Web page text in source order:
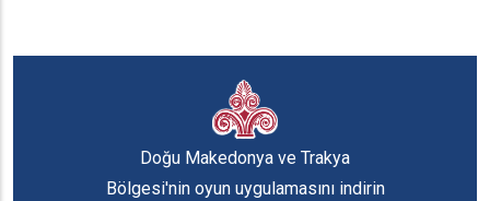
Doğu Makedonya ve Trakya
Bölgesi'nin oyun uygulamasını indirin